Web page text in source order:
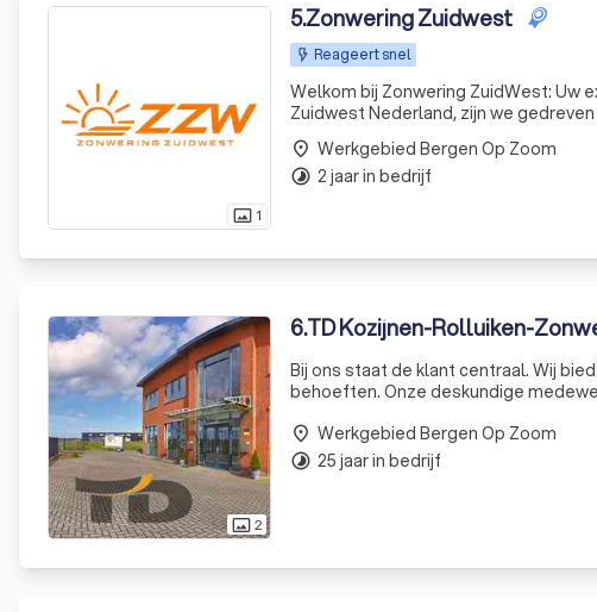
photo_size_select_actual 1
5.Zonwering Zuidwest
Reageert snel
Welkom bij Zonwering ZuidWest: Uw
Zuidwest Nederland, zijn we
gespecialiseerd in het leveren en
particulie
place Werkgebied Bergen Op Zoom
timelapse 2 jaar in bedrijf
photo_size_select_actual2
6.TD Kozijnen-Rolluiken-
Bij ons staat de klant centraal. Wij
behoeften. Onze deskundige
place Werkgebied Bergen Op Zoom
timelapse 25 jaar in bedrijf